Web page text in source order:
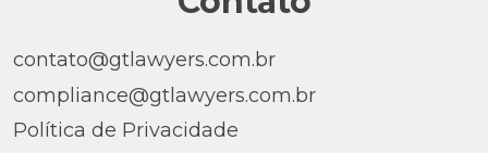
contato@gtlawyers.com.br
compliance@gtlawyers.com.br
Política de Privacidade